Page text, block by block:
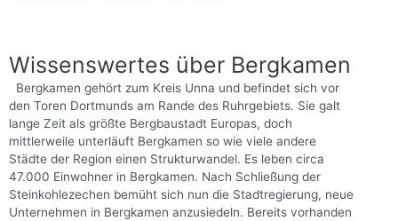
Wissenswertes über Bergkamen
Bergkamen gehört zum Kreis Unna und befindet sich vor
den Toren Dortmunds am Rande des Ruhrgebiets. Sie galt
lange Zeit als größte Bergbaustadt Europas, doch
mittlerweile unterläuft Bergkamen so wie viele andere
Städte der Region einen Strukturwandel. Es leben circa
47.000 Einwohner in Bergkamen. Nach Schließung der
Steinkohlezechen bemüht sich nun die Stadtregierung, neue
Unternehmen in Bergkamen anzusiedeln. Bereits vorhanden